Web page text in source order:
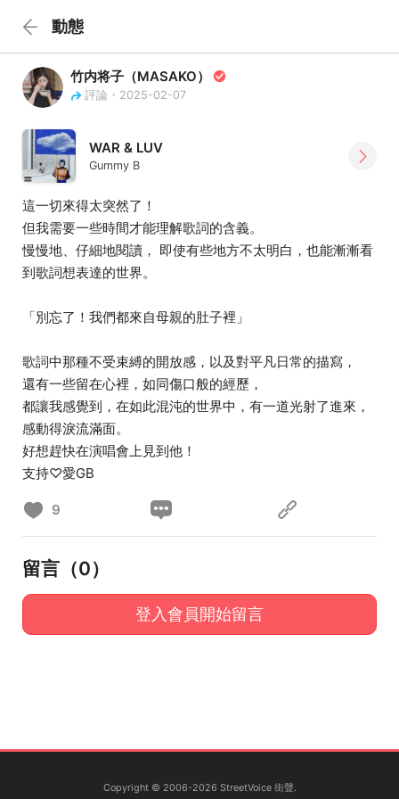
動態
竹内将子（MASAKO）
評論・2025-02-07
WAR & LUV
Gummy B
這一切來得太突然了！
但我需要一些時間才能理解歌詞的含義。
慢慢地、仔細地閱讀， 即使有些地方不太明白，也能漸漸看
到歌詞想表達的世界。
「別忘了！我們都來自母親的肚子裡」
歌詞中那種不受束縛的開放感，以及對平凡日常的描寫，
還有一些留在心裡，如同傷口般的經歷，
都讓我感覺到，在如此混沌的世界中，有一道光射了進來，
感動得淚流滿面。
好想趕快在演唱會上見到他！
支持♡愛GB
9
留言（0）
登入會員開始留言
Copyright © 2006-2026 StreetVoice 街聲.